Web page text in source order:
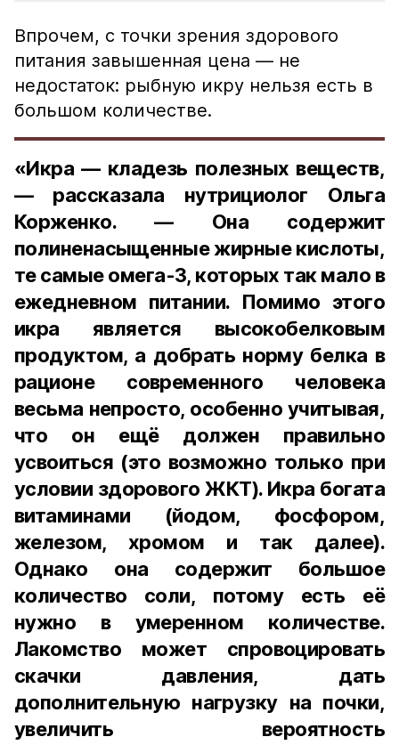
Впрочем, с точки зрения здорового
питания завышенная цена — не
недостаток: рыбную икру нельзя есть в
большом количестве.
«Икра — кладезь полезных веществ,
— рассказала нутрициолог Ольга
Корженко. — Она содержит
полиненасыщенные жирные кислоты,
те самые омега-3, которых так мало в
ежедневном питании. Помимо этого
икра является высокобелковым
продуктом, а добрать норму белка в
рационе современного человека
весьма непросто, особенно учитывая,
что он ещё должен правильно
усвоиться (это возможно только при
условии здорового ЖКТ). Икра богата
витаминами (йодом, фосфором,
железом, хромом и так далее).
Однако она содержит большое
количество соли, потому есть её
нужно в умеренном количестве.
Лакомство может спровоцировать
скачки давления, дать
дополнительную нагрузку на почки,
увеличить вероятность